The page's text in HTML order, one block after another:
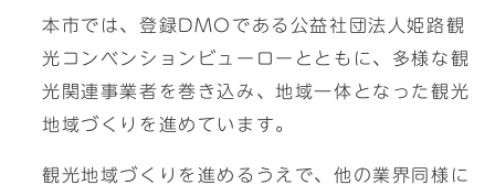
本市では、登録DMOである公益社団法人姫路観
光コンベンションビューローとともに、多様な観
光関連事業者を巻き込み、地域一体となった観光
地域づくりを進めています。
観光地域づくりを進めるうえで、他の業界同様に